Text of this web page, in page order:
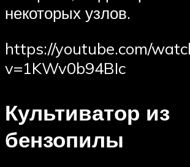
некоторых узлов.
https://youtube.com/
v=1KWv0b94BIc
Культиватор из
бензопилы